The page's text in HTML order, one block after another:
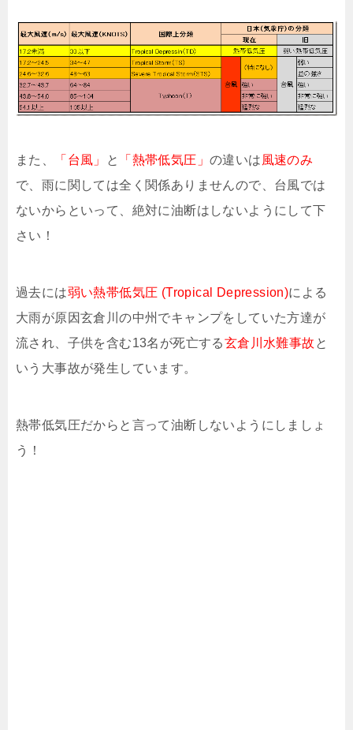
また、 「台風」 と 「熱帯低気圧」の違いは風速のみ
で、雨に関しては全く関係ありませんので、台風では
ないからといって、絶対に油断はしないようにして下
さい！
過去には弱い熱帯低気圧 (Tropical Depression)による
大雨が原因玄倉川の中州でキャンプをしていた方達が
流され、子供を含む13名が死亡する玄倉川水難事故 と
いう大事故が発生しています。
熱帯低気圧だからと言って油断しないようにしましょ
う！